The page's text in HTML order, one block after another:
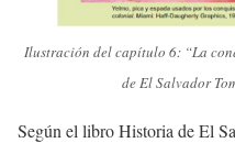
Ilustración del capítulo 6: “La
de El Salvador
Según el libro Historia de El